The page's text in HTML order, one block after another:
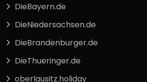
DieBayern.de
DieNiedersachsen.de
DieBrandenburger.de
DieThueringer.de
oberlausitz.holiday